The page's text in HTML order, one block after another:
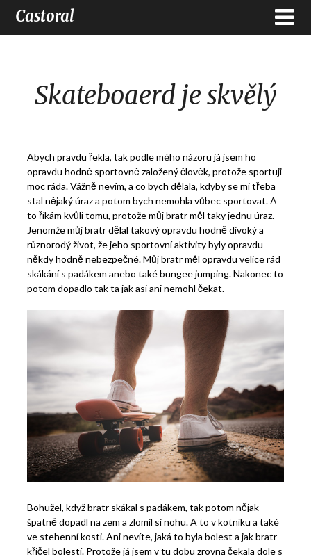
Castoral
Skateboaerd je skvělý
Abych pravdu řekla, tak podle mého názoru já jsem ho
opravdu hodně sportovně založený člověk, protože sportuji
moc ráda. Vážně nevím, a co bych dělala, kdyby se mi třeba
stal nějaký úraz a potom bych nemohla vůbec sportovat. A
to říkám kvůli tomu, protože můj bratr měl taky jednu úraz.
Jenomže můj bratr dělal takový opravdu hodně divoký a
různorodý život, že jeho sportovní aktivity byly opravdu
někdy hodně nebezpečné. Můj bratr měl opravdu velice rád
skákání s padákem anebo také bungee jumping. Nakonec to
potom dopadlo tak ta jak asi ani nemohl čekat.
Bohužel, když bratr skákal s padákem, tak potom nějak
špatně dopadl na zem a zlomil si nohu. A to v kotníku a také
ve stehenní kosti. Ani nevíte, jaká to byla bolest a jak bratr
křičel bolestí. Protože já jsem v tu dobu zrovna čekala dole s